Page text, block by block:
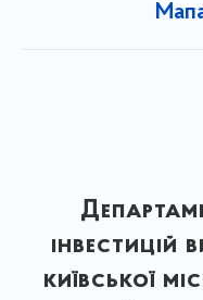
інвестицій
київської